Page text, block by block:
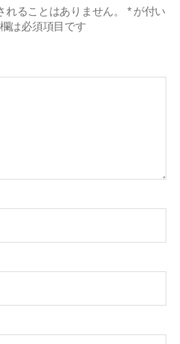
れることはありません。 *が付い
は必須項目です